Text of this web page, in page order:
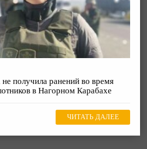
получила ранений во время
в Нагорном Карабахе
ЧИТАТЬ ДАЛЕЕ